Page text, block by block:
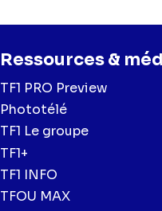
Ressources &
TF1 PRO Preview
Phototélé
TF1 Le groupe
TF1+
TF1 INFO
TFOU MAX